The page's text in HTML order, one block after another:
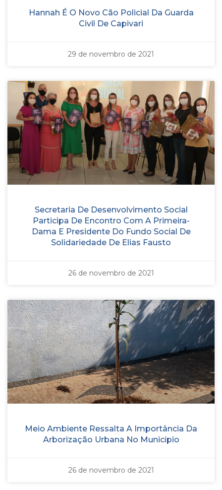
Hannah É O Novo Cão Policial Da Guarda
Civil De Capivari
29 de novembro de 2021
Secretaria De Desenvolvimento Social
Participa De Encontro Com A Primeira-
Dama E Presidente Do Fundo Social De
Solidariedade De Elias Fausto
26 de novembro de 2021
Meio Ambiente Ressalta A Importância Da
Arborização Urbana No Município
26 de novembro de 2021